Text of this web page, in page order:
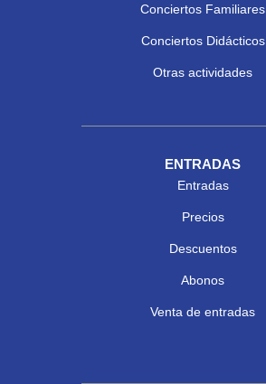
Conciertos Familiares
Conciertos Didácticos
Otras actividades
ENTRADAS
Entradas
Precios
Descuentos
Abonos
Venta de entradas